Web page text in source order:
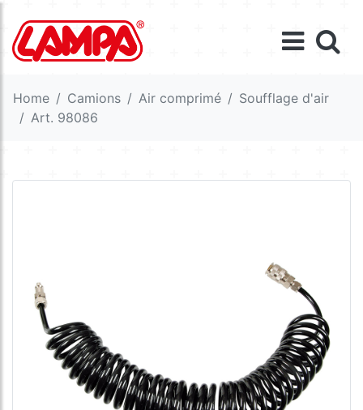
Home Camions Air comprimé
Soufflage d'air
Art. 98086